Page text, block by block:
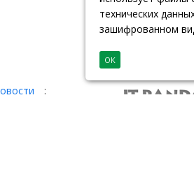
технических
зашифрованном
ОК